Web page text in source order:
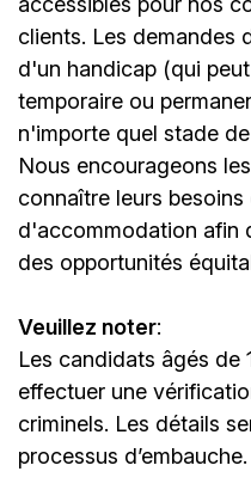
clients. Les demandes
d'un handicap (qui
temporaire ou
n'importe quel stade
Nous encourageons
connaître leurs besoins
d'accommodation afin
des opportunités
Veuillez noter:
Les candidats âgés de
effectuer une
criminels. Les détails
processus d’embauche.